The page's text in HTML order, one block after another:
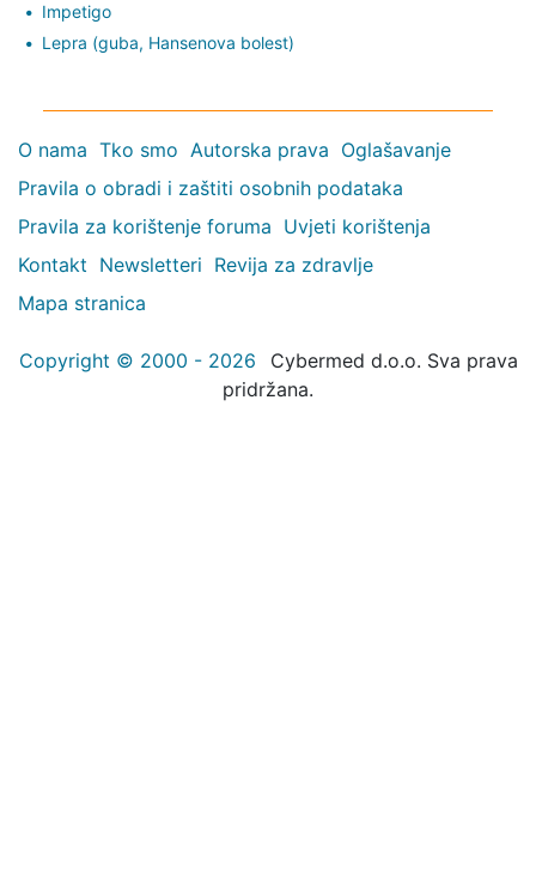
Impetigo
Lepra (guba, Hansenova bolest)
O nama Tko smo Autorska prava Oglašavanje
Pravila o obradi i zaštiti osobnih podataka
Pravila za korištenje foruma Uvjeti korištenja
Kontakt Newsletteri Revija za zdravlje
Mapa stranica
Copyright © 2000 - 2026
Cybermed d.o.o. Sva prava
pridržana.